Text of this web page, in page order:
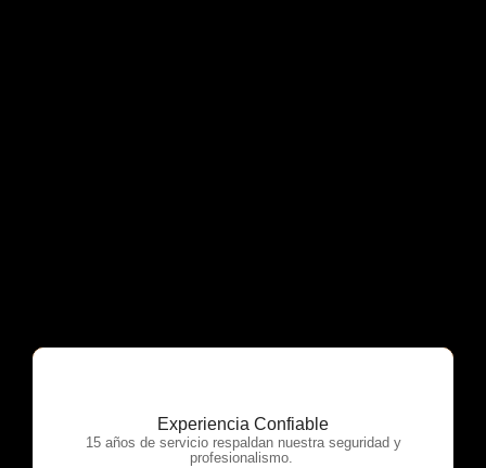
Experiencia Confiable
15 años de servicio respaldan nuestra seguridad y
profesionalismo.
OTP Servicios